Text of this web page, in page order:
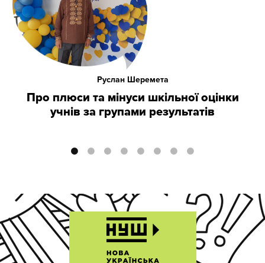
Руслан Шеремета
Про плюси та мінуси шкільної оцінки
учнів за групами результатів
● ● ● ● ● ● ● ●